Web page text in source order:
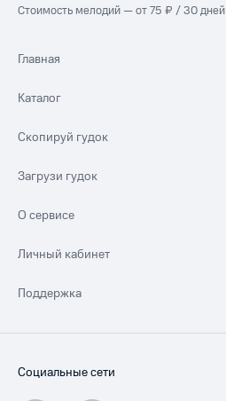
Стоимость мелодий — от 75 ₽ / 30 дней
Главная
Каталог
Скопируй гудок
Загрузи гудок
О сервисе
Личный кабинет
Поддержка
Социальные сети